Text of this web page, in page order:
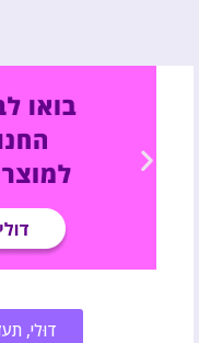
דוּלי,